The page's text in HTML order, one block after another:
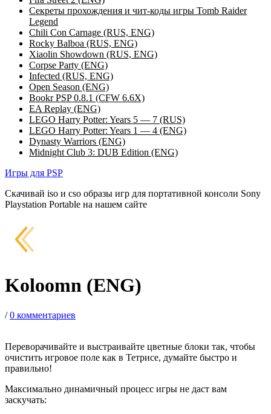
Секреты прохождения и чит-коды игры Tomb Raider
Legend
Chili Con Carnage (RUS, ENG)
Rocky Balboa (RUS, ENG)
Xiaolin Showdown (RUS, ENG)
Corpse Party (ENG)
Infected (RUS, ENG)
Open Season (ENG)
Bookr PSP 0.8.1 (CFW 6.6X)
EA Replay (ENG)
LEGO Harry Potter: Years 5 — 7 (RUS)
LEGO Harry Potter: Years 1 — 4 (ENG)
Dynasty Warriors (ENG)
Midnight Club 3: DUB Edition (ENG)
Игры для PSP
Скачивай iso и cso образы игр для портативной консоли Sony
Playstation Portable на нашем сайте
Koloomn (ENG)
/0 комментариев
Переворачивайте и выстраивайте цветные блоки так, чтобы
очистить игровое поле как в Тетрисе, думайте быстро и
правильно!
Максимально динамичный процесс игры не даст вам
заскучать: